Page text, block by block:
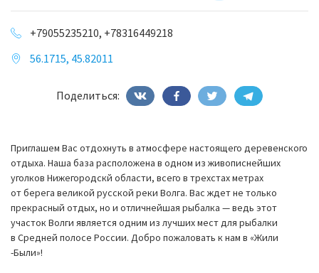
+79055235210, +78316449218
56.1715, 45.82011
Поделиться:
Приглашем Вас отдохнуть в атмосфере настоящего деревенского
отдыха. Наша база расположена в одном из живописнейших
уголков Нижегородскй области, всего в трехстах метрах
от берега великой русской реки Волга. Вас ждет не только
прекрасный отдых, но и отличнейшая рыбалка — ведь этот
участок Волги является одним из лучших мест для рыбалки
в Средней полосе России. Добро пожаловать к нам в «Жили
-Были»!